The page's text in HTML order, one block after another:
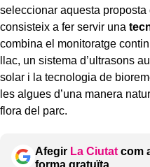
seleccionar aquesta proposta
consisteix a fer servir una
combina el monitoratge
llac, un sistema d’ultrasons
solar i la tecnologia de
les algues d’una manera
flora del parc.
Afegir La Ciutat com
forma gratuïta